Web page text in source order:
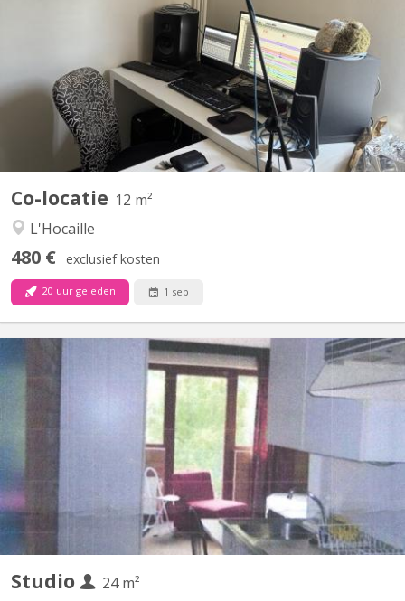
Co-locatie 12 m²
L'Hocaille
480 € exclusief kosten
20 uur geleden 1 sep
✨Superbe maison quartier de l’hocaille Une place se libère dans
une colocation de 4 situé dans le quartier de l’hocaille, à côté de
la piscine de Blocry. ✨12m2 ✨le loyer est de 530€ ( avec charge
et wifi ) ✨Non meublé ✨Terasse ✨Salle de bain avec baignoire
✨Quartier calme ✨disponible début...
Studio
24 m²
KV 1415
Studio meublé bien situé à 3 minutes à pied du centre de
Louvain-la-Neuve. Il se situe au deuxième étage d'un immeuble